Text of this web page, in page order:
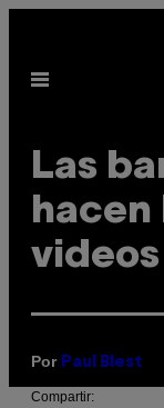
contenido
Abrir
Las
hacen
videos
Por Paul Blest
Compartir: